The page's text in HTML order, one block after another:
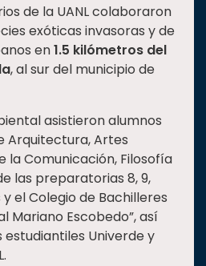
de la UANL colaboraron
exóticas invasoras y de
en1.5 kilómetros del
, al sur del municipio de
asistieron alumnos
Arquitectura, Artes
la Comunicación, Filosofía
las preparatorias 8, 9,
el Colegio de Bachilleres
Mariano Escobedo”, así
Univerde y